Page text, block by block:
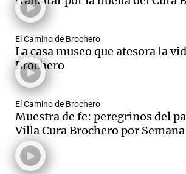
El Camino de Brochero
La casa museo que atesora la
Brochero
El Camino de Brochero
Muestra de fe: peregrinos del
Villa Cura Brochero por